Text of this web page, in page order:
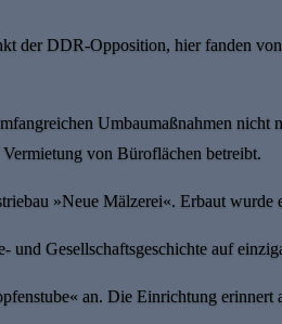
der DDR-Opposition, hier fanden
Umbaumaßnahmen
von Büroflächen betreibt.
»Neue Mälzerei«. Erbaut
Gesellschaftsgeschichte auf
an. Die Einrichtung